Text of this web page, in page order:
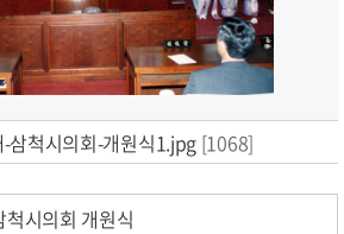
삼척시의회-개원식1.jpg [1068]
척시의회 개원식